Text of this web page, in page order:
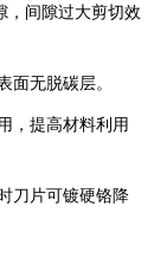
，间隙过大剪切效
面无脱碳层。
，提高材料利用
刀片可镀硬铬降